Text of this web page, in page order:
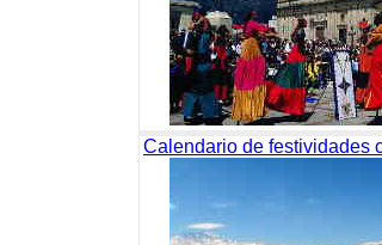
Calendario de festividades